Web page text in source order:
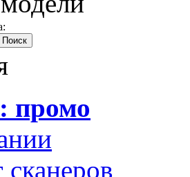
промо
сканеров